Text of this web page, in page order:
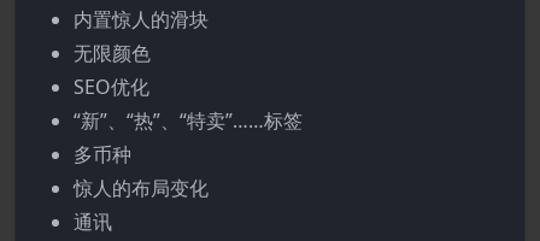
内置惊人的滑块
无限颜色
SEO优化
“新”、“热”、“特卖”……标签
多币种
惊人的布局变化
通讯